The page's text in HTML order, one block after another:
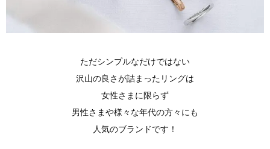
ただシンプルなだけではない
沢山の良さが詰まったリングは
女性さまに限らず
男性さまや様々な年代の方々にも
人気のブランドです！